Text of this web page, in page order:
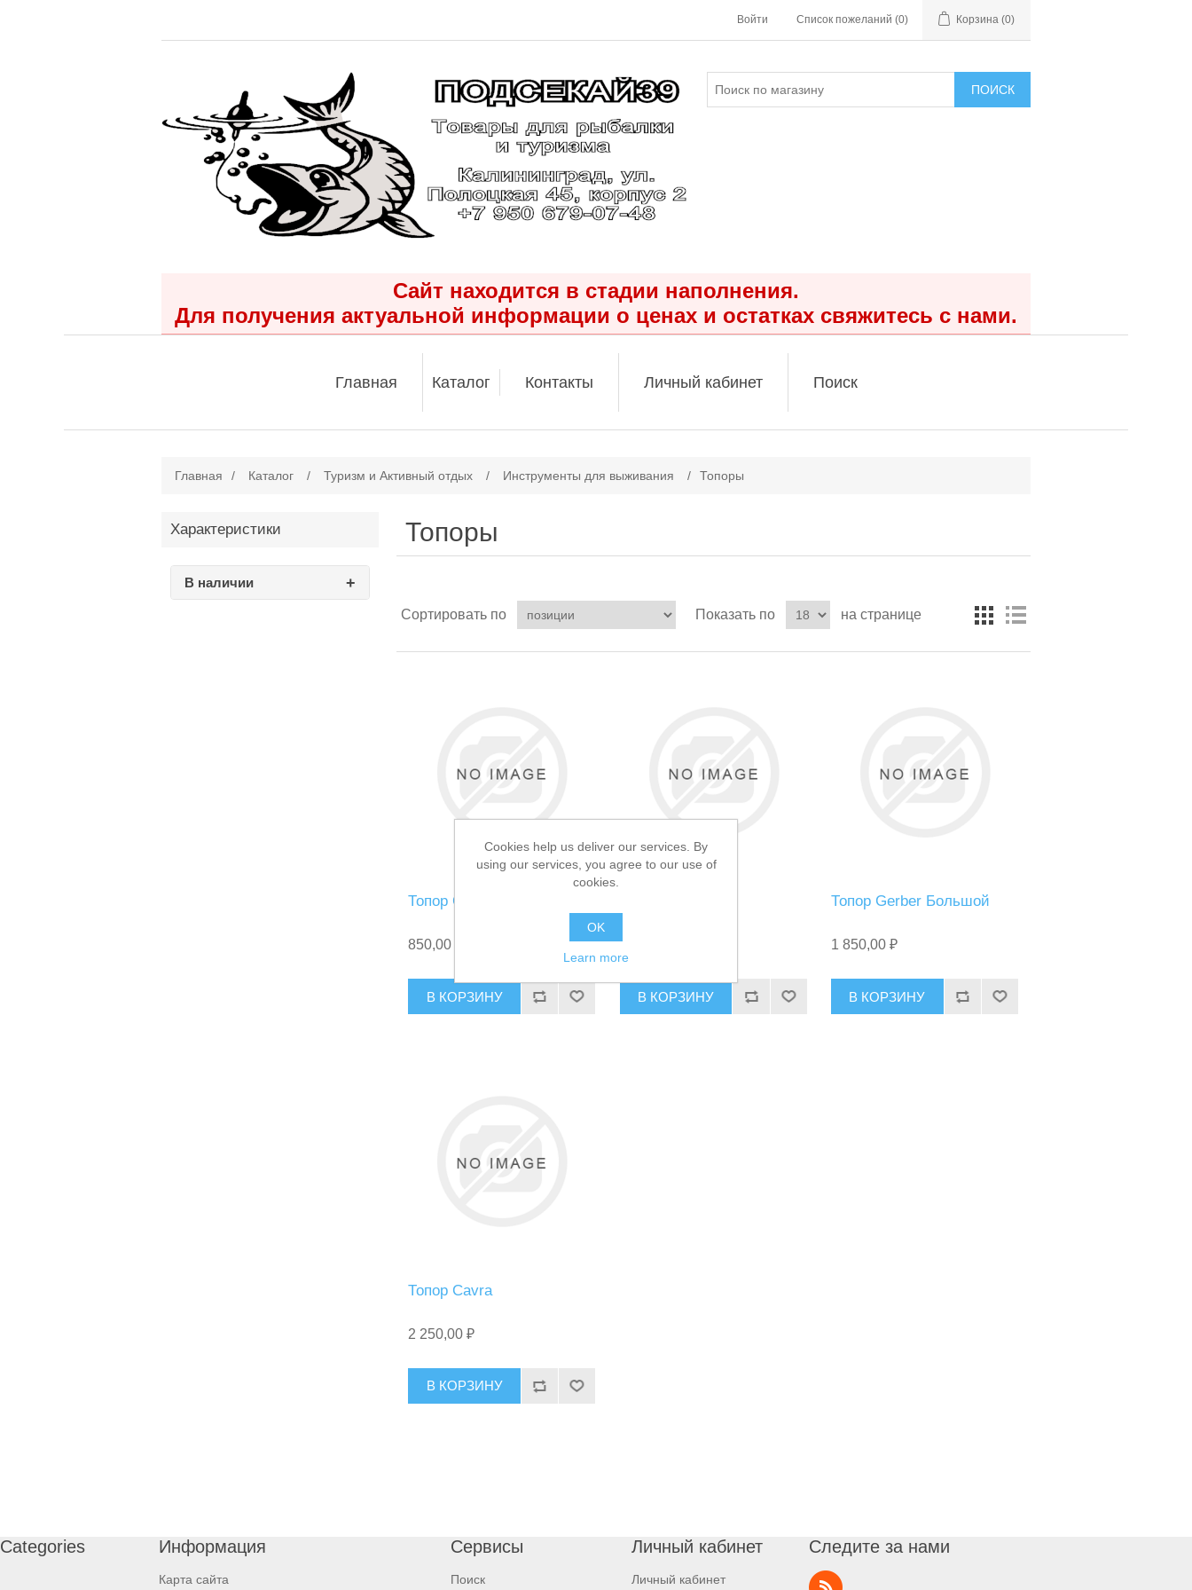
Войти Список пожеланий (0) Корзина (0)
ПОИСК
Сайт находится в стадии наполнения.
Для получения актуальной информации о ценах и остатках свяжитесь с нами.
Главная Каталог Контакты Личный кабинет Поиск
Главная / Каталог / Туризм и Активный отдых / Инструменты для выживания / Топоры
Характеристики
В наличии
Топоры
Сортировать по Показать по на странице
Топор Gerber Малый
850,00 ₽
В КОРЗИНУ
1 600,00 ₽
В КОРЗИНУ
Топор Gerber Большой
1 850,00 ₽
В КОРЗИНУ
Топор Cavra
2 250,00 ₽
В КОРЗИНУ
Categories Информация
Карта сайта
Сервисы
Поиск
Личный кабинет
Личный кабинет
Следите за нами
Cookies help us deliver our services. By
using our services, you agree to our use of
cookies.
OK
Learn more